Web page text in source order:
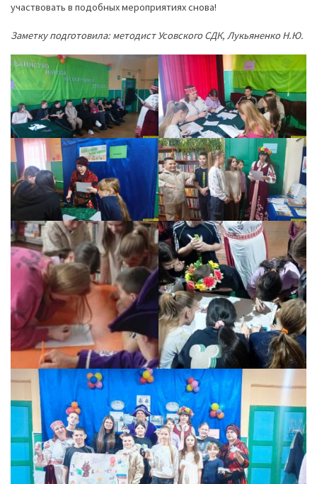
участвовать в подобных мероприятиях снова!
Заметку подготовила: методист Усовского СДК, Лукьяненко Н.Ю.